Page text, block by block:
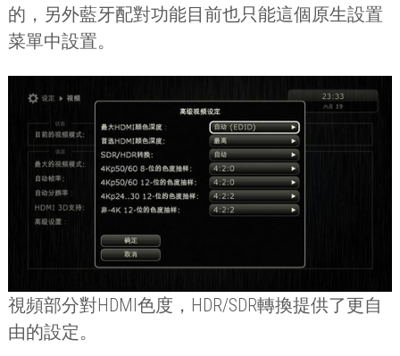
的，另外藍牙配對功能目前也只能這個原生設置
菜單中設置。
視頻部分對HDMI色度， HDR/SDR轉換提供了更自
由的設定。